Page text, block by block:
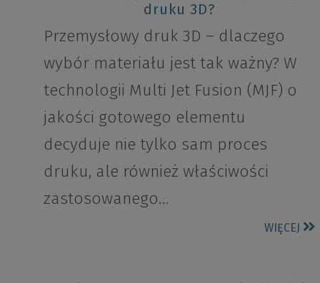
druku 3D?
Przemysłowy druk 3D – dlaczego
wybór materiału jest tak ważny? W
technologii Multi Jet Fusion (MJF) o
jakości gotowego elementu
decyduje nie tylko sam proces
druku, ale również właściwości
zastosowanego…
WIĘCEJ